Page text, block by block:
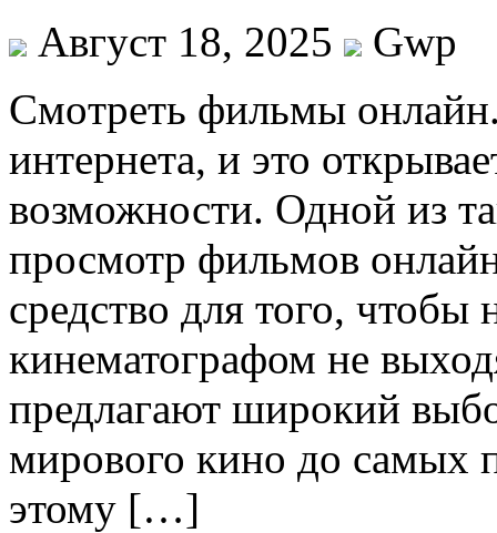
Август 18, 2025
Gwp
Смoтрeть фильмы
интернета, и это
возможности. Одной из
просмотр фильмов
средство для того,
кинематографом не
предлагают широкий
мирового кино до самых
этому […]